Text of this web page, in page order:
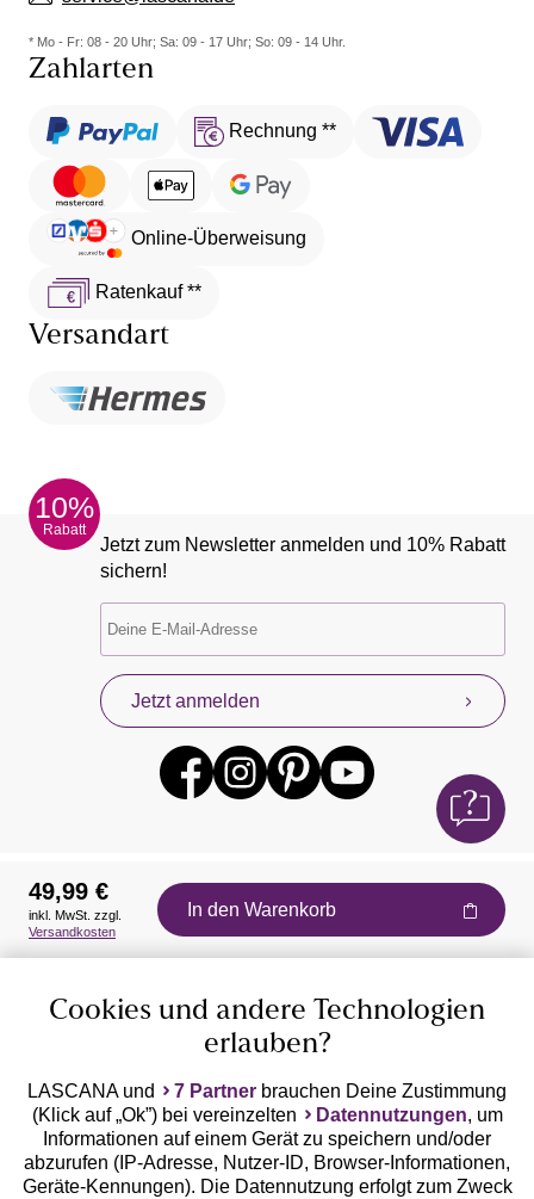
* Mo - Fr: 08 - 20 Uhr; Sa: 09 - 17 Uhr; So: 09 - 14 Uhr.
Zahlarten
Rechnung **
Online-Überweisung
Ratenkauf **
Versandart
10%
Rabatt
Jetzt zum Newsletter anmelden und 10% Rabatt
sichern!
Jetzt anmelden
Auszeichnungen
Geprüfte Sicherheit
49,99 €
inkl. MwSt. zzgl.
Versandkosten
In den Warenkorb
Cookies und andere Technologien
erlauben?
LASCANA und 7 Partner brauchen Deine Zustimmung
(Klick auf „Ok”) bei vereinzelten
Datennutzungen, um
Informationen auf einem Gerät zu speichern und/oder
abzurufen (IP-Adresse, Nutzer-ID, Browser-Informationen,
Geräte-Kennungen). Die Datennutzung erfolgt zum Zweck